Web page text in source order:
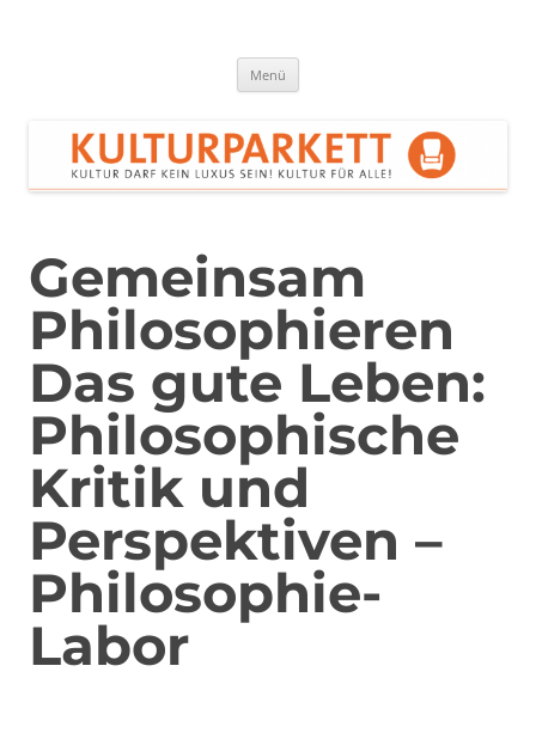
Menü
Gemeinsam
Philosophieren
Das gute Leben:
Philosophische
Kritik und
Perspektiven –
Philosophie-
Labor